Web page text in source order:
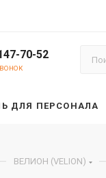
70-52
ДЛЯ ПЕРСОНАЛА
— ВЕЛИОН (VELION) —